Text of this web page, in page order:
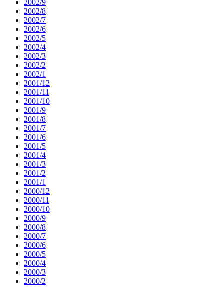
2002/9
2002/8
2002/7
2002/6
2002/5
2002/4
2002/3
2002/2
2002/1
2001/12
2001/11
2001/10
2001/9
2001/8
2001/7
2001/6
2001/5
2001/4
2001/3
2001/2
2001/1
2000/12
2000/11
2000/10
2000/9
2000/8
2000/7
2000/6
2000/5
2000/4
2000/3
2000/2